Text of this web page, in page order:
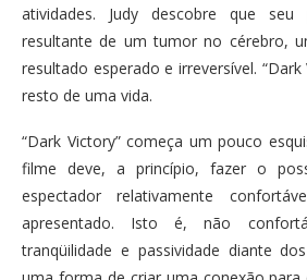
atividades. Judy descobre que
resultante de um tumor no cérebro,
resultado esperado e irreversível.
resto de uma vida.
“Dark Victory” começa um pouco
filme deve, a princípio, fazer o
espectador relativamente
apresentado. Isto é, não
tranqüilidade e passividade diante